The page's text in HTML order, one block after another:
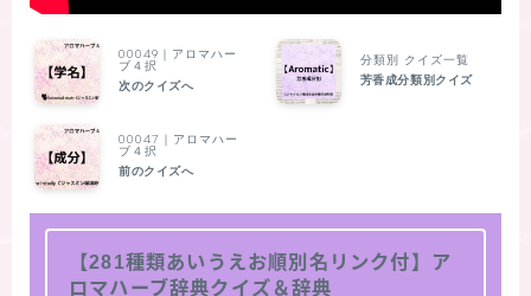
00049｜アロマハー
ブ４択
次のクイズへ
分類別 クイズ一覧
芳香成分類別クイズ
00047｜アロマハー
ブ４択
前のクイズへ
【281種類あいうえお順別名リンク付】ア
ロマハーブ辞典クイズ＆辞典